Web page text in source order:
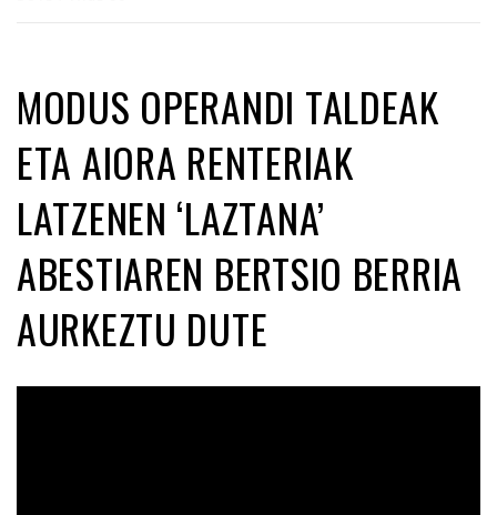
MODUS OPERANDI TALDEAK
ETA AIORA RENTERIAK
LATZENEN ‘LAZTANA’
ABESTIAREN BERTSIO BERRIA
AURKEZTU DUTE